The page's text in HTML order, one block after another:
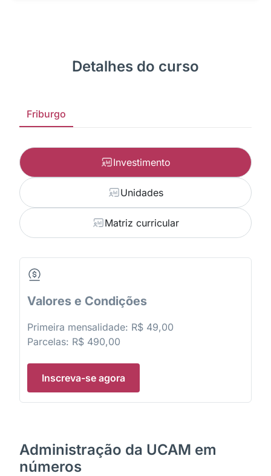
Detalhes do curso
Friburgo
Investimento
Unidades
Matriz curricular
Valores e Condições
Primeira mensalidade: R$ 49,00
Parcelas: R$ 490,00
Inscreva-se agora
Administração da UCAM em
números